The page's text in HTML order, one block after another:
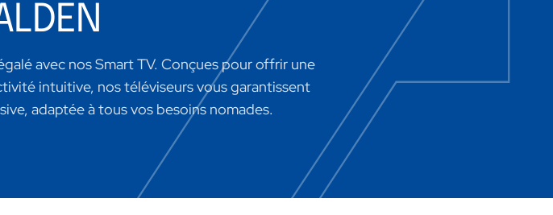
avec nos Smart TV. Conçues pour offrir une
intuitive, nos téléviseurs vous garantissent
adaptée à tous vos besoins nomades.